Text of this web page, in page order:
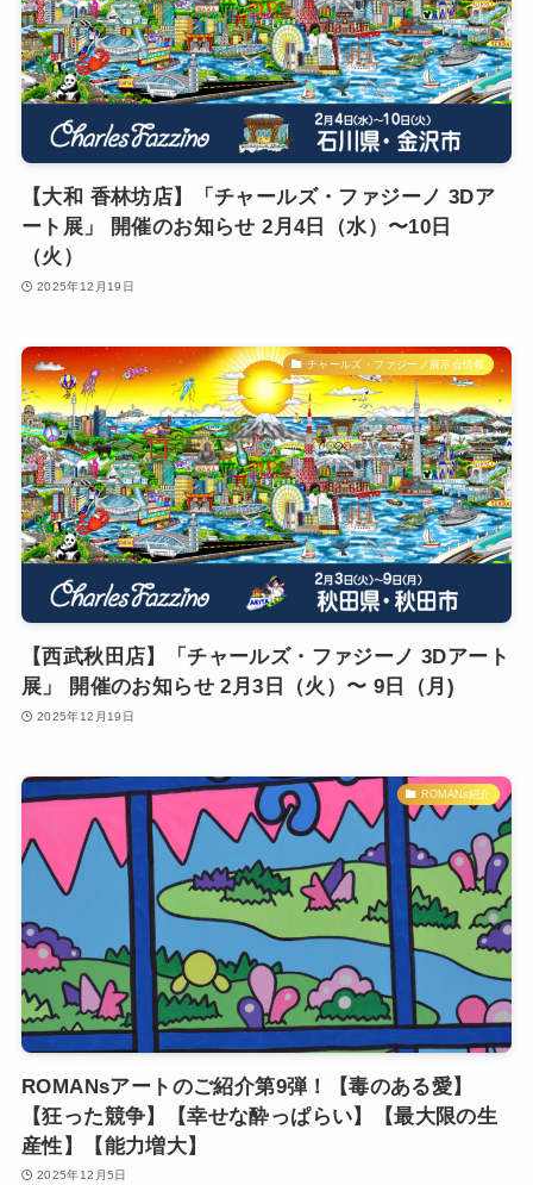
【大和 香林坊店】「チャールズ・ファジーノ 3Dア
ート展」 開催のお知らせ 2月4日（水）〜10日
（火）
2025年12月19日
チャールズ・ファジーノ展示会情報
【西武秋田店】「チャールズ・ファジーノ 3Dアート
展」 開催のお知らせ 2月3日（火）〜 9日（月)
2025年12月19日
ROMANs紹介
ROMANsアートのご紹介第9弾！【毒のある愛】
【狂った競争】【幸せな酔っぱらい】【最大限の生
産性】【能力増大】
2025年12月5日